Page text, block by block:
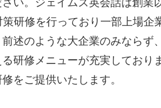
い。ジェイムズ英会話は創
研修を行っており一部上場
述のような大企業のみなら
研修メニューが充実してお
をご提供いたします。